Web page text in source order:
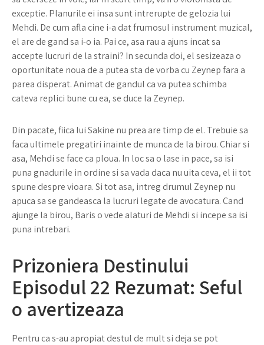
exceptie. Planurile ei insa sunt intrerupte de gelozia lui
Mehdi. De cum afla cine i-a dat frumosul instrument muzical,
el are de gand sa i-o ia. Pai ce, asa rau a ajuns incat sa
accepte lucruri de la straini? In secunda doi, el sesizeaza o
oportunitate noua de a putea sta de vorba cu Zeynep fara a
parea disperat. Animat de gandul ca va putea schimba
cateva replici bune cu ea, se duce la Zeynep.
Din pacate, fiica lui Sakine nu prea are timp de el. Trebuie sa
faca ultimele pregatiri inainte de munca de la birou. Chiar si
asa, Mehdi se face ca ploua. In loc sa o lase in pace, sa isi
puna gnadurile in ordine si sa vada daca nu uita ceva, el ii tot
spune despre vioara. Si tot asa, intreg drumul Zeynep nu
apuca sa se gandeasca la lucruri legate de avocatura. Cand
ajunge la birou, Baris o vede alaturi de Mehdi si incepe sa isi
puna intrebari.
Prizoniera Destinului
Episodul 22 Rezumat: Seful
o avertizeaza
Pentru ca s-au apropiat destul de mult si deja se pot